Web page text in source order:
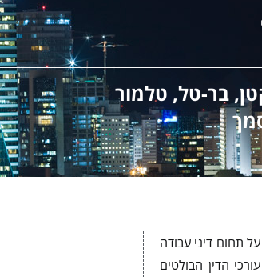
בר-טל, טלמור
תחום דיני עבודה
הדין הבולטים